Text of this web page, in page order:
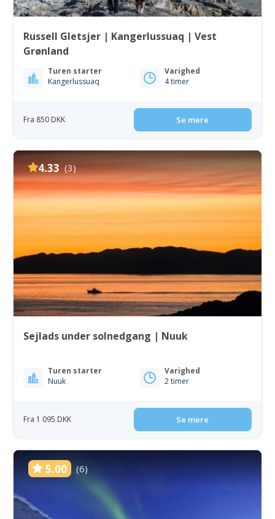
Russell Gletsjer | Kangerlussuaq | Vest
Grønland
Turen starter
Kangerlussuaq
Varighed
4 timer
Fra 850 DKK Se mere
4.33 (3)
Sejlads under solnedgang | Nuuk
Turen starter
Nuuk
Varighed
2 timer
Fra 1 095 DKK Se mere
5.00 (6)